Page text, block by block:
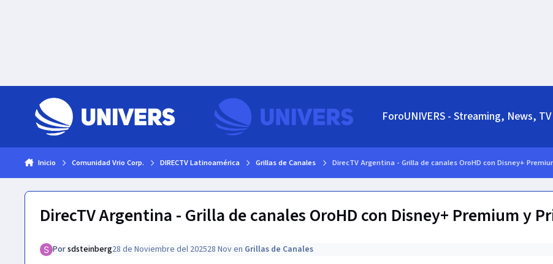
ForoUNIVERS - Streaming, News,
Inicio Comunidad Vrio Corp. DIRECTV Latinoamérica Grillas de Canales DirecTV Argentina - Grilla de canales OroHD con Disney+
DirecTV Argentina - Grilla de canales OroHD con Disney+ Premium y
Porsdsteinberg28 de Noviembre del 202528 Noven Grillas de Canales